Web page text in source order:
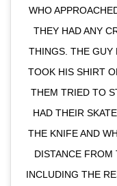
WHO
THEY HAD ANY
THINGS. THE GUY
TOOK HIS SHIRT
THEM TRIED TO
HAD THEIR
THE KNIFE AND
DISTANCE FROM
INCLUDING THE